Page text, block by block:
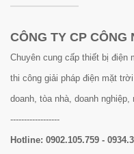
CÔNG TY CP CÔNG
Chuyên cung cấp thiết bị
thi công giải pháp điện mặt
doanh, tòa nhà, doanh
------------------
Hotline: 0902.105.759 -